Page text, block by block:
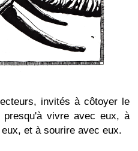
invités à côtoyer le
presqu'à vivre avec eux, à
et à sourire avec eux.